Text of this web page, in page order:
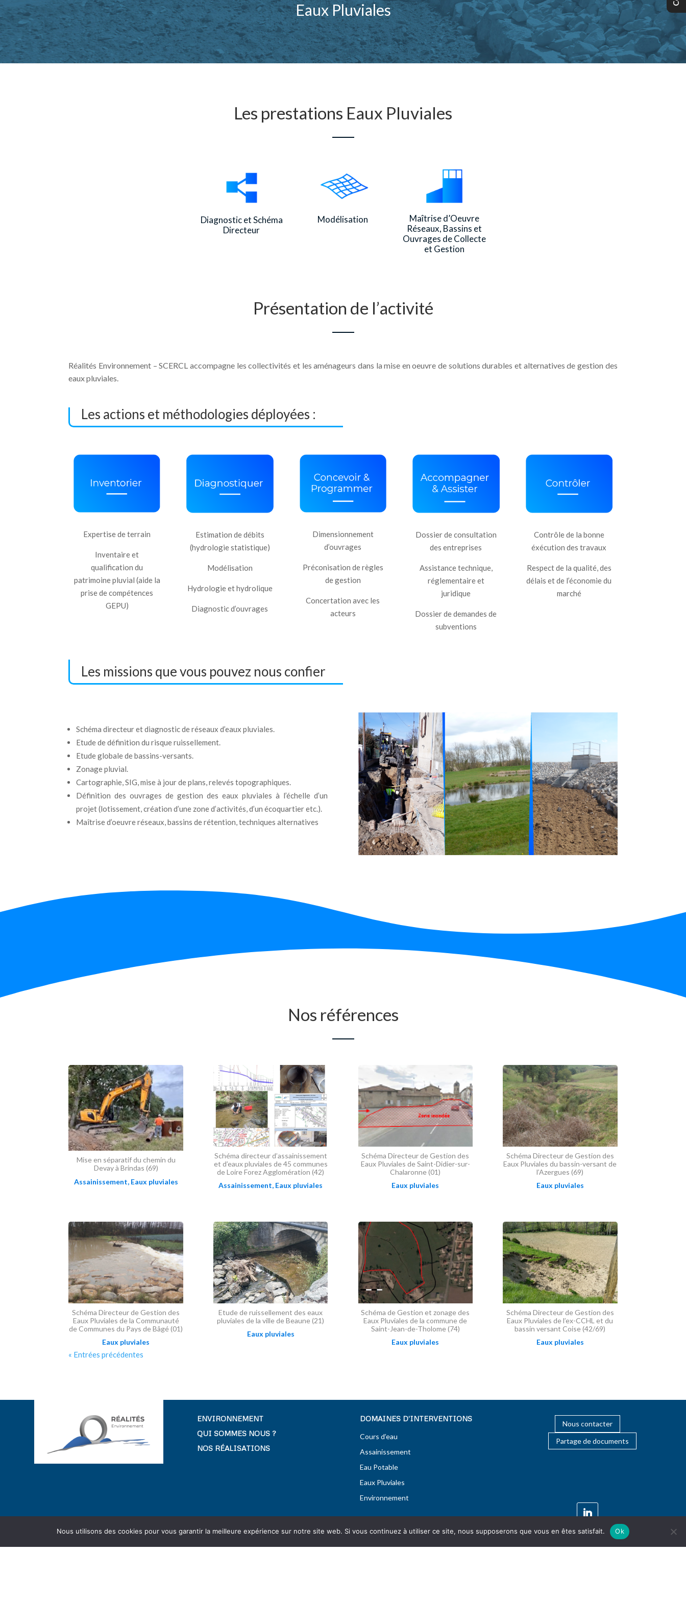
Eaux Pluviales
Les prestations Eaux Pluviales
Diagnostic et Schéma
Directeur
Modélisation
Maîtrise d’Oeuvre
Réseaux, Bassins et
Ouvrages de Collecte
et Gestion
Présentation de l’activité
Réalités Environnement – SCERCL accompagne les collectivités et les aménageurs dans la mise en oeuvre de solutions durables et alternatives de gestion des
eaux pluviales.
Les actions et méthodologies déployées :
Expertise de terrain
Inventaire et
qualification du
patrimoine pluvial (aide la
prise de compétences
GEPU)
Estimation de débits
(hydrologie statistique)
Modélisation
Hydrologie et hydrolique
Diagnostic d’ouvrages
Dimensionnement
d’ouvrages
Préconisation de règles
de gestion
Concertation avec les
acteurs
Dossier de consultation
des entreprises
Assistance technique,
réglementaire et
juridique
Dossier de demandes de
subventions
Contrôle de la bonne
éxécution des travaux
Respect de la qualité, des
délais et de l’économie du
marché
Les missions que vous pouvez nous confier
Schéma directeur et diagnostic de réseaux d’eaux pluviales.
Etude de définition du risque ruissellement.
Etude globale de bassins-versants.
Zonage pluvial.
Cartographie, SIG, mise à jour de plans, relevés topographiques.
Définition des ouvrages de gestion des eaux pluviales à l’échelle d’un
projet (lotissement, création d’une zone d’activités, d’un écoquartier etc.).
Maîtrise d’oeuvre réseaux, bassins de rétention, techniques alternatives
Nos références
Mise en séparatif du chemin du
Devay à Brindas (69)
Assainissement, Eaux pluviales
Schéma directeur d’assainissement
et d’eaux pluviales de 45 communes
de Loire Forez Agglomération (42)
Assainissement, Eaux pluviales
Schéma Directeur de Gestion des
Eaux Pluviales de Saint-Didier-sur-
Chalaronne (01)
Eaux pluviales
Schéma Directeur de Gestion des
Eaux Pluviales du bassin-versant de
l’Azergues (69)
Eaux pluviales
Schéma Directeur de Gestion des
Eaux Pluviales de la Communauté
de Communes du Pays de Bâgé (01)
Eaux pluviales
Etude de ruissellement des eaux
pluviales de la ville de Beaune (21)
Eaux pluviales
Schéma de Gestion et zonage des
Eaux Pluviales de la commune de
Saint-Jean-de-Tholome (74)
Eaux pluviales
Schéma Directeur de Gestion des
Eaux Pluviales de l’ex-CCHL et du
bassin versant Coise (42/69)
Eaux pluviales
« Entrées précédentes
ENVIRONNEMENT
QUI SOMMES NOUS ?
NOS RÉALISATIONS
DOMAINES D’INTERVENTIONS
Cours d’eau
Assainissement
Eau Potable
Eaux Pluviales
Environnement
Nous contacter
Partage de documents
Nous utilisons des cookies pour vous garantir la meilleure expérience sur notre site web. Si vous continuez à utiliser ce site, nous supposerons que vous en êtes satisfait. Ok